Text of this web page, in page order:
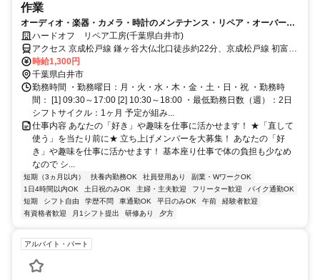
作業
オーディオ・楽器・カメラ・時計のメンテナンス・リペア・オーバーホ
ール等行う工房です。経験者歓迎！週2日、1日3h～/柔軟シフト
ハードオフ リペア工房(千葉県白井市)
アクセス 京成松戸線 鎌ヶ谷大仏北口徒歩約22分、京成松戸線 初富徒
歩約25分、京成成田スカイアクセス線・北総線 西白井南口徒歩約26
分
時給1,300円
千葉県白井市
勤務時間 ・勤務曜日：月・火・水・木・金・土・日・祝 ・勤務時
間： [1] 09:30～17:00 [2] 10:30～18:00 ・最低勤務日数（週）：2日
シフトサイクル：1ヶ月 予定が組み...
仕事内容 あなたの「好き」や趣味を仕事に活かせます！ ★「直して
使う」を当たり前に★ 立ち上げメンバーを大募集！ あなたの「好
き」や趣味を仕事に活かせます！ 基本座り仕事で体の負担も少なめ
なので シ...
短期（3ヵ月以内） 扶養内勤務OK 社員登用あり
副業・WワークOK
1日4時間以内OK
土日祝のみOK 主婦・主夫歓迎 フリーター歓迎
バイク通勤OK
短期
シフト自由 学歴不問 車通勤OK 平日のみOK 午前
経験者歓迎
有資格者歓迎
月1シフト提出 研修あり 夕方
アルバイト・パート